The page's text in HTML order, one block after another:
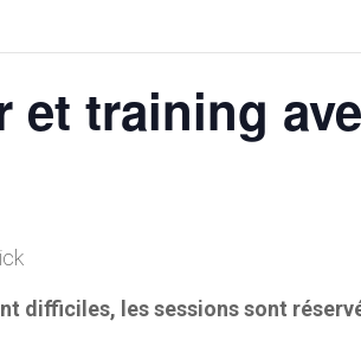
et training
difficiles, les sessions sont